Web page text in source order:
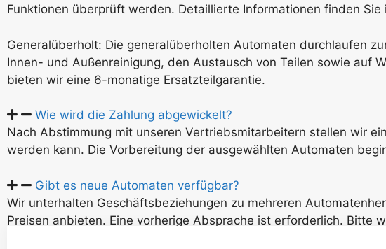
Funktionen überprüft werden. Detaillierte Informationen finden Sie
Generalüberholt: Die generalüberholten Automaten durchlaufen
Innen- und Außenreinigung, den Austausch von Teilen sowie auf
bieten wir eine 6-monatige Ersatzteilgarantie.
Wie wird die Zahlung abgewickelt?
Nach Abstimmung mit unseren Vertriebsmitarbeitern stellen wir
werden kann. Die Vorbereitung der ausgewählten Automaten
Gibt es neue Automaten verfügbar?
Wir unterhalten Geschäftsbeziehungen zu mehreren
Preisen anbieten. Eine vorherige Absprache ist erforderlich. Bitte